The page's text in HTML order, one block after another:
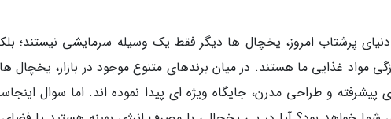
دنیای پرشتاب امروز، یخچال ها دیگر فقط یک وسیله سرمایشی نیستند؛
مواد غذایی ما هستند. در میان برندهای متنوع موجود در بازار،
و طراحی مدرن، جایگاه ویژه ای پیدا نموده اند. اما سوال